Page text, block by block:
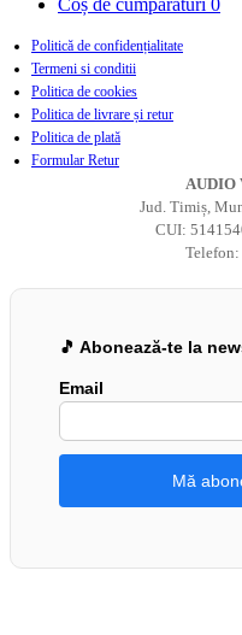
Politică de confidențialitate
Termeni si conditii
Politica de cookies
Politica de livrare și retur
Politica de plată
Formular Retur
AUDIO
Jud. Timiș,
CUI:
🎵 Abonează-te la
Email